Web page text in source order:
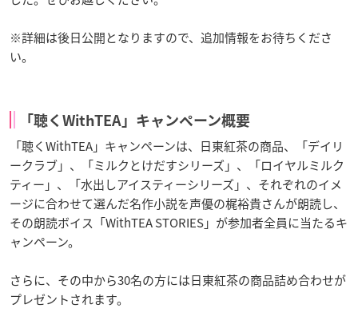
※詳細は後日公開となりますので、追加情報をお待ちくださ
い。
「聴くWithTEA」キャンペーン概要
「聴くWithTEA」キャンペーンは、日東紅茶の商品、「デイリ
ークラブ」、「ミルクとけだすシリーズ」、「ロイヤルミルク
ティー」、「水出しアイスティーシリーズ」、それぞれのイメ
ージに合わせて選んだ名作小説を声優の梶裕貴さんが朗読し、
その朗読ボイス「WithTEA STORIES」が参加者全員に当たるキ
ャンペーン。
さらに、その中から30名の方には日東紅茶の商品詰め合わせが
プレゼントされます。